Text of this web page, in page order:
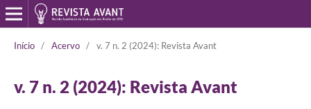
Início / Acervo / v. 7 n. 2 (2024): Revista Avant
v. 7 n. 2 (2024): Revista Avant